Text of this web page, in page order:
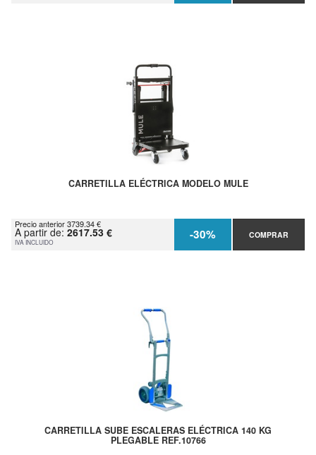
CARRETILLA ELÉCTRICA MODELO MULE
Precio anterior 3739.34 €
A partir de: 2617.53 €
IVA INCLUIDO -30% COMPRAR
CARRETILLA SUBE ESCALERAS ELÉCTRICA 140 KG
PLEGABLE REF.10766